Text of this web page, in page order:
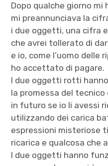
Dopo qualche giorno
mi preannunciava la
i due oggetti, una cifra
che avrei tollerato di
e io, come l’uomo delle
ho accettato di pagare.
I due oggetti rotti
la promessa del
in futuro se io li avessi
utilizzando dei carica
espressioni misteriose
ricarica e qualcosa che
I due oggetti hanno